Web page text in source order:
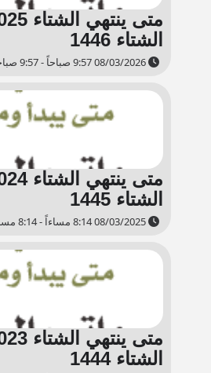
الشتاء 1446
الشتاء 1445
الشتاء 1444